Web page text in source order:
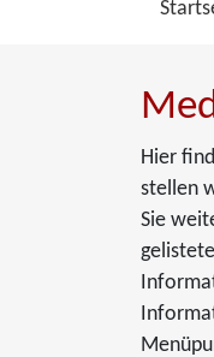
Hier
stellen
Sie